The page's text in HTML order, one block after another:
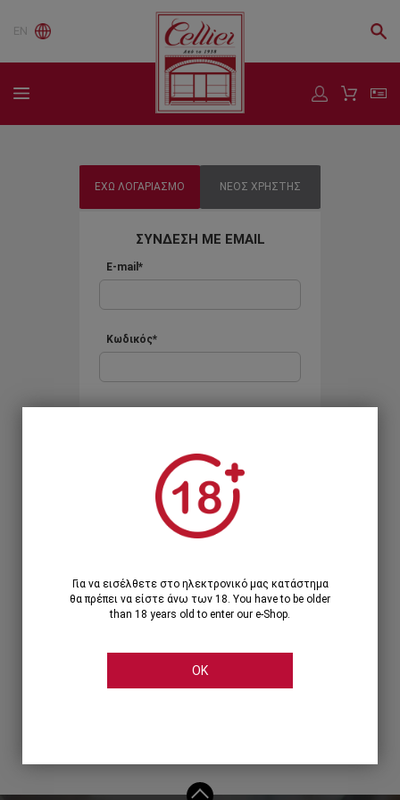
EN
ΕΧΩ ΛΟΓΑΡΙΑΣΜΟ ΝΕΟΣ ΧΡΗΣΤΗΣ
ΣΥΝΔΕΣΗ ΜΕ EMAIL
E-mail*
Κωδικός*
Ξεχάσατε τον κωδικό;
Ή
ΣΥΝΔΕΣΗ ΜΕ ...
Για να εισέλθετε στο ηλεκτρονικό μας κατάστημα
θα πρέπει να είστε άνω των 18. You have to be older
than 18 years old to enter our e-Shop.
OK